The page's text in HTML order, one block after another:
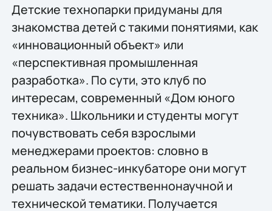
Детские технопарки придуманы для
знакомства детей с такими понятиями, как
«инновационный объект» или
«перспективная промышленная
разработка». По сути, это клуб по
интересам, современный «Дом юного
техника». Школьники и студенты могут
почувствовать себя взрослыми
менеджерами проектов: словно в
реальном бизнес-инкубаторе они могут
решать задачи естественнонаучной и
технической тематики. Получается